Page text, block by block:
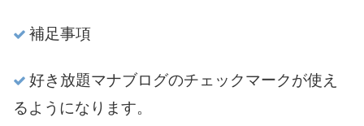
補足事項
好き放題マナブログのチェックマークが使え
るようになります。